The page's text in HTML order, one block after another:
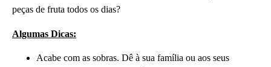
peças de fruta todos os dias?
Algumas Dicas:
Acabe com as sobras. Dê à sua família ou aos seus